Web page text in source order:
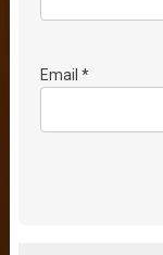
Email *